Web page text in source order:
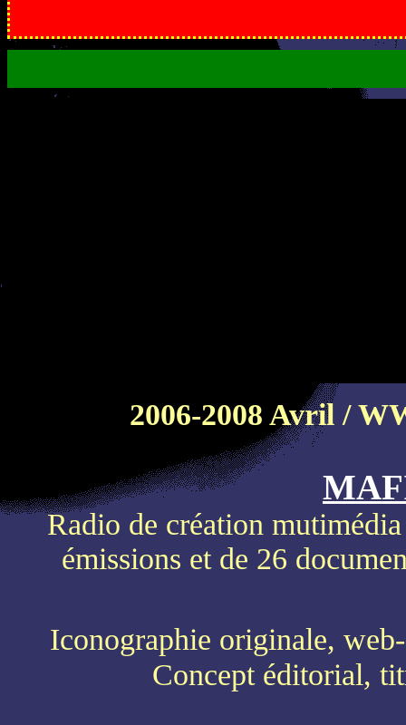
2006-2008 Avril /
Radio de création
émissions et de 26
Iconographie originale,
Concept éditorial,